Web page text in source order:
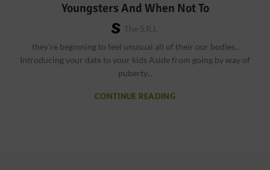
Youngsters And When Not To
The S.r.l
they’re beginning to feel unusual all of their our bodies..
Introducing your date to your kids Aside from going by way of
puberty...
CONTINUE READING